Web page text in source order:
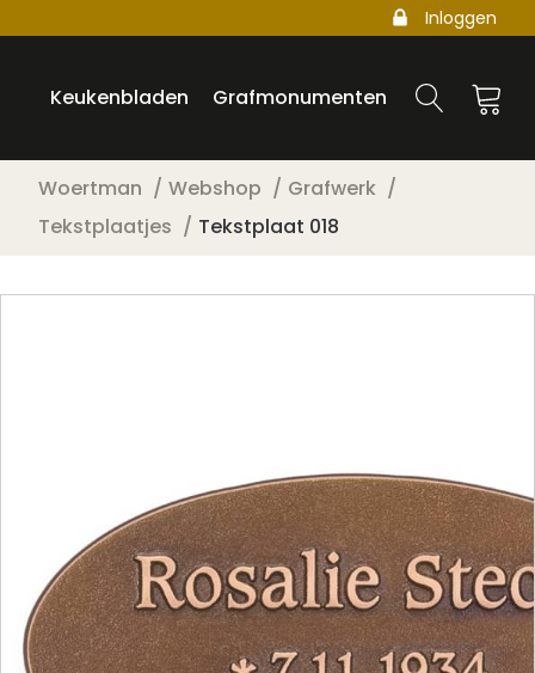
Inloggen
Keukenbladen Grafmonumenten
Woertman Webshop
Grafwerk
Tekstplaatjes
Tekstplaat 018